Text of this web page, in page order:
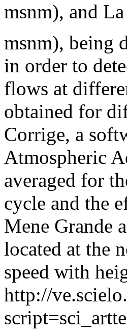
msnm), and La
msnm), being
in order to
flows at
obtained for
Corrige, a
Atmospheric
averaged for
cycle and the
Mene Grande
located at the
speed with
http://